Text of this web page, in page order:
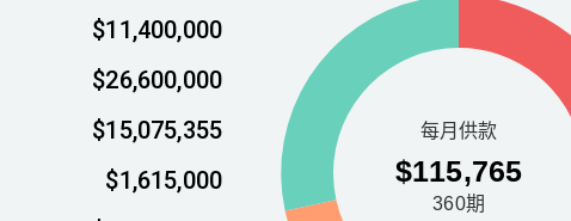
$11,400,000
$26,600,000
$15,075,355
$1,615,000